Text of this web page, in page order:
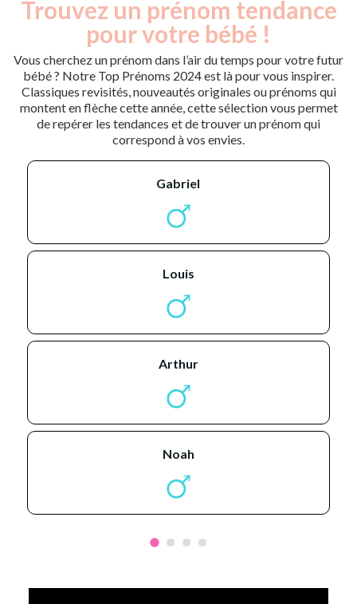
Trouvez un prénom tendance
pour votre bébé !
Vous cherchez un prénom dans l’air du temps pour votre futur
bébé ? Notre Top Prénoms 2024 est là pour vous inspirer.
Classiques revisités, nouveautés originales ou prénoms qui
montent en flèche cette année, cette sélection vous permet
de repérer les tendances et de trouver un prénom qui
correspond à vos envies.
gabriel
louis
arthur
noah